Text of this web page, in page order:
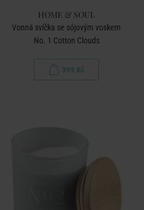
HOME & SOUL
Vonná svíčka se sójovým voskem
No. 1 Cotton Clouds
399 Kč